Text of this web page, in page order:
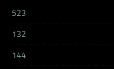
523
132
144